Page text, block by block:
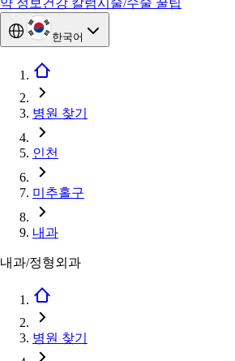
약 정보 건강 칼럼시술/수술 꿀팁
한국어
병원 찾기
인천
미추홀구
내과
내과/정형외과
병원 찾기